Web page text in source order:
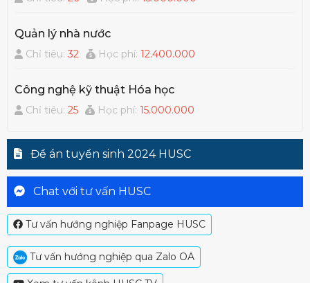
Quản lý nhà nước
Chỉ tiêu:32 Học phí:12.400.000
Công nghệ kỹ thuật Hóa học
Chỉ tiêu:25 Học phí:15.000.000
Đề án tuyển sinh 2024 HUSC
Chat với tư vấn HUSC
Tư vấn hướng nghiệp Fanpage HUSC
Tư vấn hướng nghiệp qua Zalo OA